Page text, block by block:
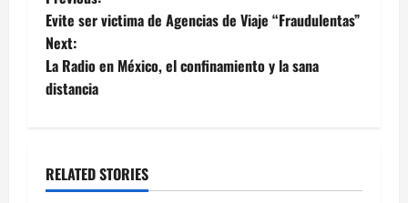
navigation
Evite ser victima de Agencias de Viaje “Fraudulentas”
Next:
La Radio en México, el confinamiento y la sana
distancia
RELATED STORIES